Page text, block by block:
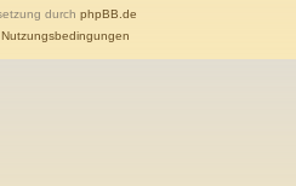
durch phpBB.de
Nutzungsbedingungen